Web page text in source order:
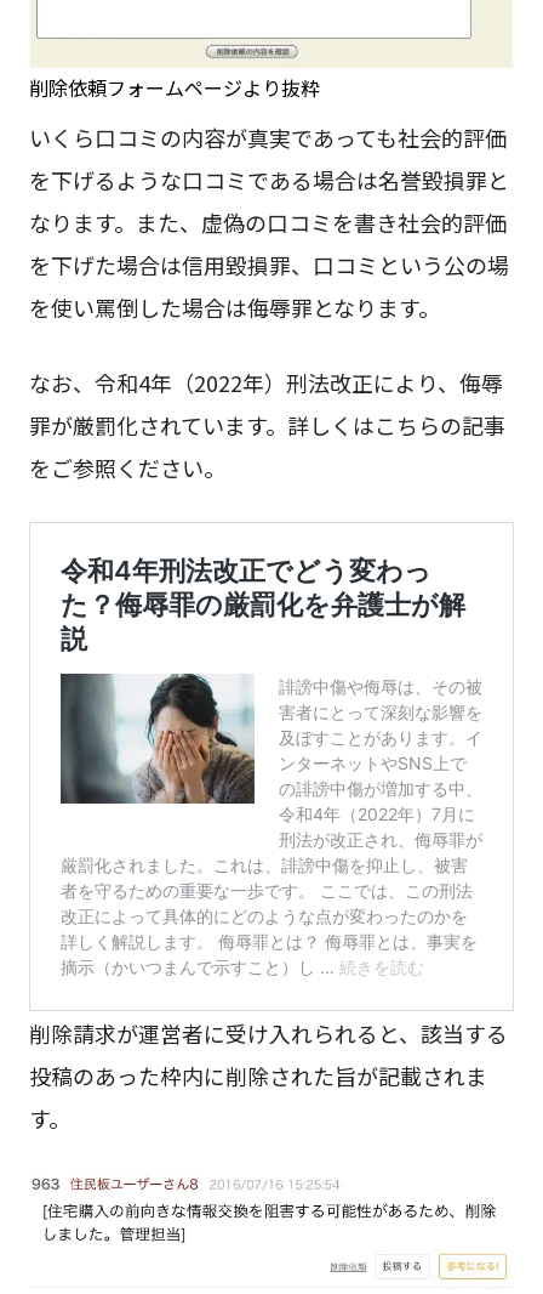
削除依頼フォームページより抜粋
いくら口コミの内容が真実であっても社会的評価
を下げるような口コミである場合は名誉毀損罪と
なります。また、虚偽の口コミを書き社会的評価
を下げた場合は信用毀損罪、口コミという公の場
を使い罵倒した場合は侮辱罪となります。
なお、令和4年（2022年）刑法改正により、侮辱
罪が厳罰化されています。詳しくはこちらの記事
をご参照ください。
削除請求が運営者に受け入れられると、該当する
投稿のあった枠内に削除された旨が記載されま
す。